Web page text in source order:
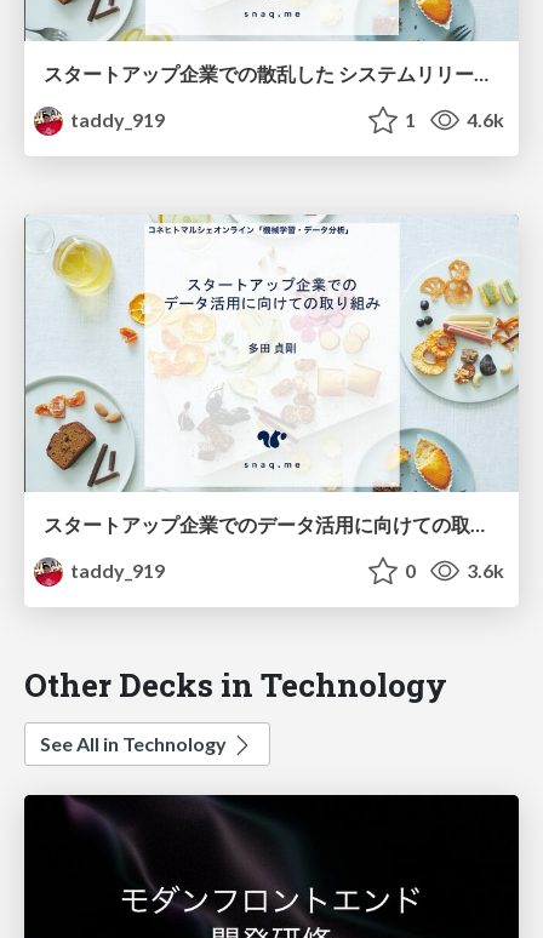
スタートアップ企業での散乱した システムリリースフローをととのえる話/Maintain the system release flow
taddy_919
1 4.6k
スタートアップ企業でのデータ活用に向けての取り組み/Working with Startups to Leverage Data
taddy_919
0 3.6k
Other Decks in Technology
See All in Technology